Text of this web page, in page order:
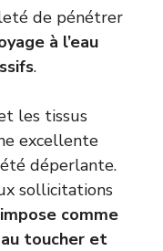
de pénétrer
à l’eau
.
les tissus
excellente
déperlante.
sollicitations
comme
toucher et